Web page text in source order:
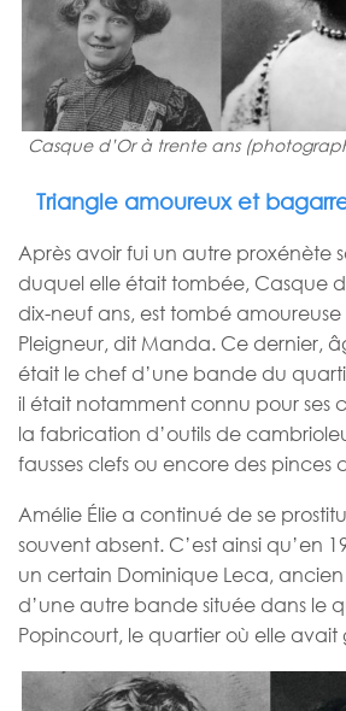
Casque d’Or à trente ans
Triangle amoureux et
Après avoir fui un autre proxénète
duquel elle était tombée, Casque
dix-neuf ans, est tombé
Pleigneur, dit Manda. Ce dernier,
était le chef d’une bande du
il était notamment connu pour ses
la fabrication d’outils de
fausses clefs ou encore des pinces
Amélie Élie a continué de se
souvent absent. C’est ainsi qu’en
un certain Dominique Leca,
d’une autre bande située dans le
Popincourt, le quartier où elle avait